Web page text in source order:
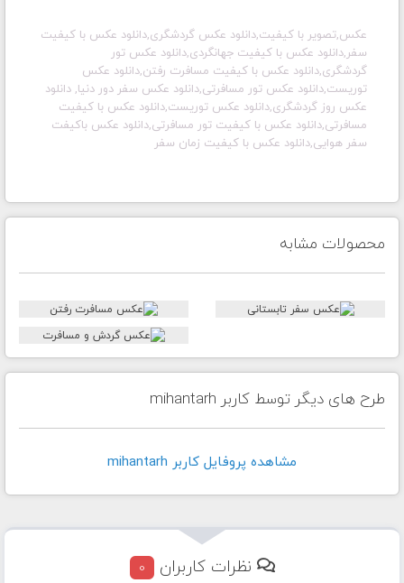
عکس,تصویر با کیفیت,دانلود عکس گردشگری,دانلود عکس با کیفیت
سفر,دانلود عکس با کیفیت جهانگردی,دانلود عکس تور
گردشگری,دانلود عکس با کیفیت مسافرت رفتن,دانلود عکس
توریست,دانلود عکس تور مسافرتی,دانلود عکس سفر دور دنیا, دانلود
عکس روز گردشگری,دانلود عکس توریست,دانلود عکس با کیفیت
مسافرتی,دانلود عکس با کیفیت تور مسافرتی,دانلود عکس باکیفت
سفر هوایی,دانلود عکس با کیفیت زمان سفر
محصولات مشابه
طرح های دیگر توسط کاربر mihantarh
مشاهده پروفايل کاربر mihantarh
نظرات کاربران 0